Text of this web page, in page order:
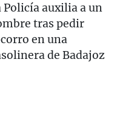
Policía auxilia a un
tras pedir
en una
de Badajoz